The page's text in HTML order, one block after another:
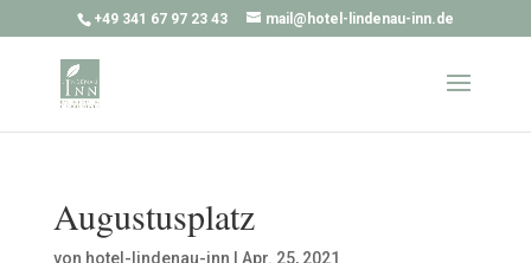
+49 341 67 97 23 43 mail@hotel-lindenau-inn.de
Augustusplatz
von hotel-lindenau-inn Apr. 25, 2021